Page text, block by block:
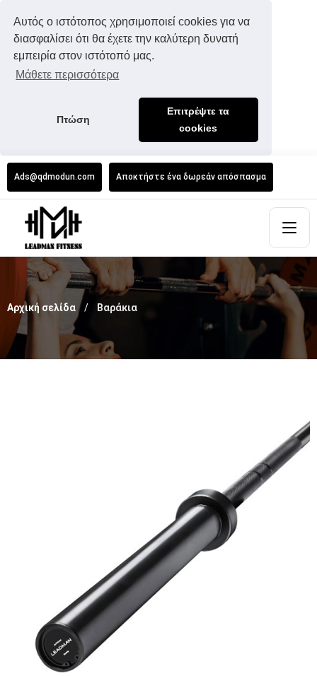
Αυτός ο ιστότοπος χρησιμοποιεί cookies για να
διασφαλίσει ότι θα έχετε την καλύτερη δυνατή
εμπειρία στον ιστότοπό μας.
Μάθετε περισσότερα
Πτώση
Επιτρέψτε τα
cookies
Ads@qdmodun.com Αποκτήστε ένα δωρεάν απόσπασμα
Αρχική σελίδα Βαράκια